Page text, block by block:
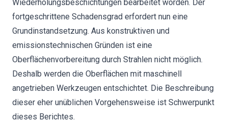
Wiederholungsbeschichtungen bearbeitet worden. Der
fortgeschrittene Schadensgrad erfordert nun eine
Grundinstandsetzung. Aus konstruktiven und
emissionstechnischen Gründen ist eine
Oberflächenvorbereitung durch Strahlen nicht möglich.
Deshalb werden die Oberflächen mit maschinell
angetrieben Werkzeugen entschichtet. Die Beschreibung
dieser eher unüblichen Vorgehensweise ist Schwerpunkt
dieses Berichtes.